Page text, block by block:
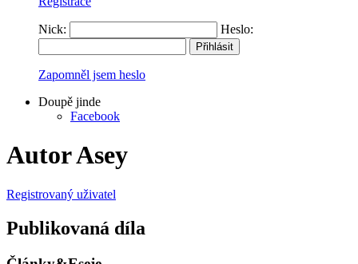
Nick: Heslo:
Zapomněl jsem heslo
Doupě jinde
Facebook
Autor Asey
Registrovaný uživatel
Publikovaná díla